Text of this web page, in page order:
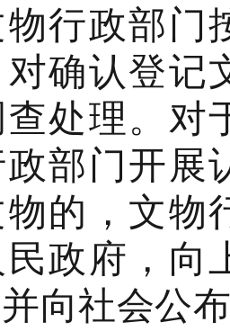
行政部门
确认登记
处理。对
部门开展
的，文物
政府，向
向社会公